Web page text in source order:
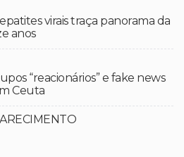
virais traça panorama da
anos
“reacionários” e fake news
Ceuta